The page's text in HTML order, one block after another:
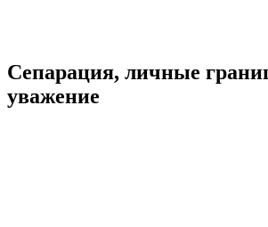
Сепарация, личные
уважение